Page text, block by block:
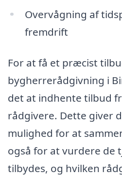
Overvågning af
fremdrift
For at få et præcist
bygherrerådgivning i
det at indhente tilbud
rådgivere. Dette giver
mulighed for at
også for at vurdere de
tilbydes, og hvilken